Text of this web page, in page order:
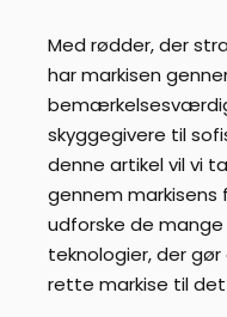
Med rødder, der
har markisen
skyggegivere til
denne artikel vil vi
gennem markisens
udforske de
teknologier, der
rette markise til det